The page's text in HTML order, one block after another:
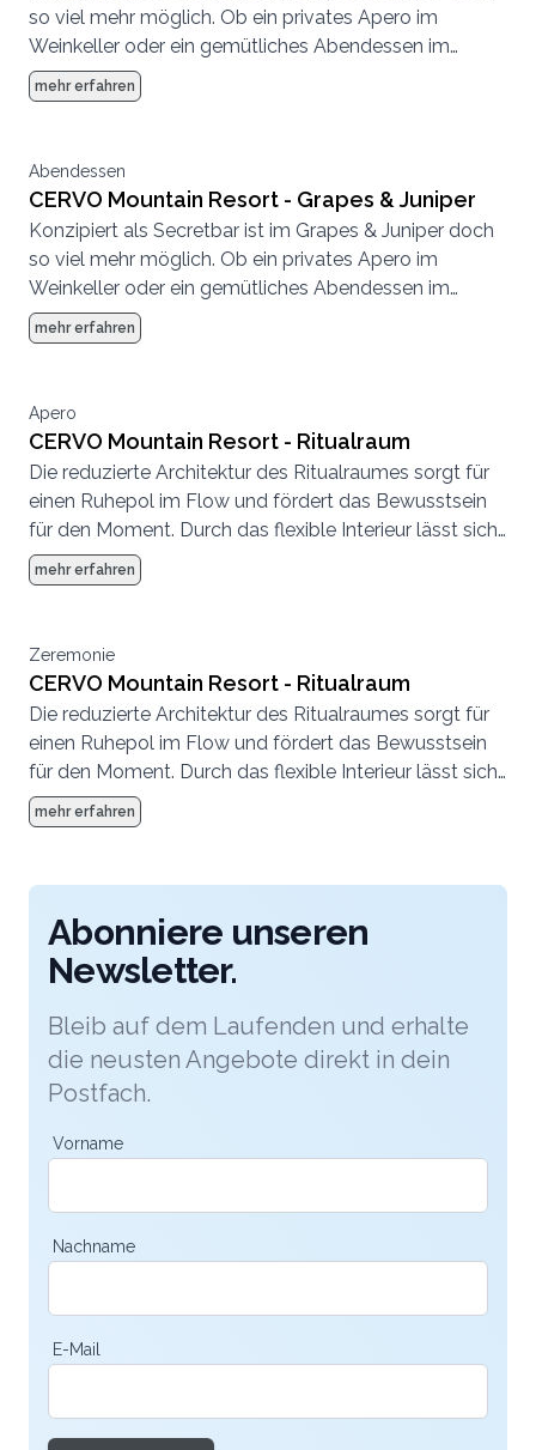
so viel mehr möglich. Ob ein privates Apero im
Weinkeller oder ein gemütliches Abendessen im
kleinen Rahmen, hier fühlt sich jeder wohl.
mehr erfahren
Abendessen
CERVO Mountain Resort - Grapes & Juniper
Konzipiert als Secretbar ist im Grapes & Juniper doch
so viel mehr möglich. Ob ein privates Apero im
Weinkeller oder ein gemütliches Abendessen im
kleinen Rahmen, hier fühlt sich jeder wohl.
mehr erfahren
Apero
CERVO Mountain Resort - Ritualraum
Die reduzierte Architektur des Ritualraumes sorgt für
einen Ruhepol im Flow und fördert das Bewusstsein
für den Moment. Durch das flexible Interieur lässt sich
der Raum ganz unterschiedlich nutzen.
mehr erfahren
Zeremonie
CERVO Mountain Resort - Ritualraum
Die reduzierte Architektur des Ritualraumes sorgt für
einen Ruhepol im Flow und fördert das Bewusstsein
für den Moment. Durch das flexible Interieur lässt sich
der Raum ganz unterschiedlich nutzen.
mehr erfahren
Abonniere unseren
Newsletter.
Bleib auf dem Laufenden und erhalte
die neusten Angebote direkt in dein
Postfach.
Vorname
Nachname
E-Mail